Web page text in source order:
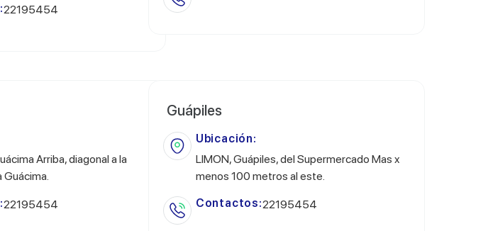
22195454
Arriba, diagonal a la
Guácima.
22195454
Guápiles
Ubicación:
LIMON, Guápiles, del Supermercado Mas x
menos 100 metros al este.
Contactos:22195454